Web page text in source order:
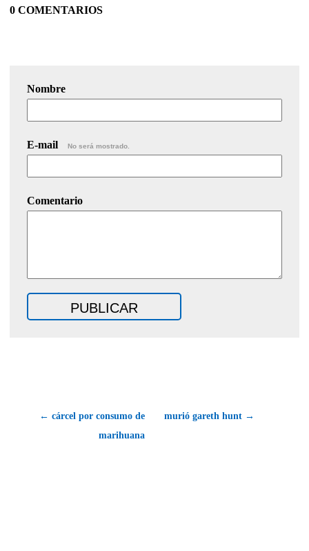
0 COMENTARIOS
Nombre
E-mail No será mostrado.
Comentario
← cárcel por consumo de
marihuana
murió gareth hunt →